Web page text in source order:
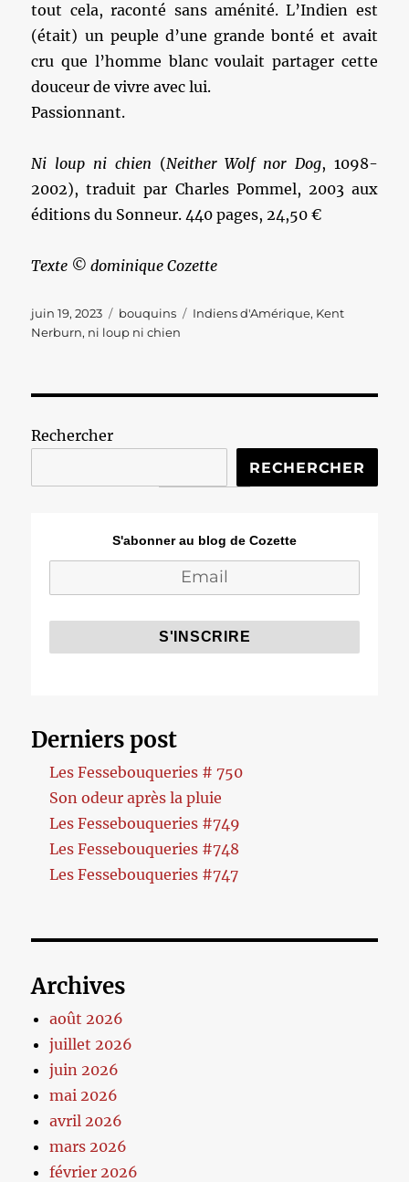
tout cela, raconté sans aménité. L’Indien est
(était) un peuple d’une grande bonté et avait
cru que l’homme blanc voulait partager cette
douceur de vivre avec lui.
Passionnant.
Ni loup ni chien (Neither Wolf nor Dog, 1098-
2002), traduit par Charles Pommel, 2003 aux
éditions du Sonneur. 440 pages, 24,50 €
Texte © dominique Cozette
Publié
le
juin 19, 2023 Catégories
bouquins Étiquettes
Indiens d'Amérique, Kent
Nerburn, ni loup ni chien
Rechercher
RECHERCHER
S'abonner au blog de Cozette
Derniers post
Les Fessebouqueries # 750
Son odeur après la pluie
Les Fessebouqueries #749
Les Fessebouqueries #748
Les Fessebouqueries #747
Archives
août 2026
juillet 2026
juin 2026
mai 2026
avril 2026
mars 2026
février 2026